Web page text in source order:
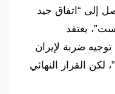
إلى “اتفاق جيد
يعتقد
ضربة لإيران
لكن القرار النهائي